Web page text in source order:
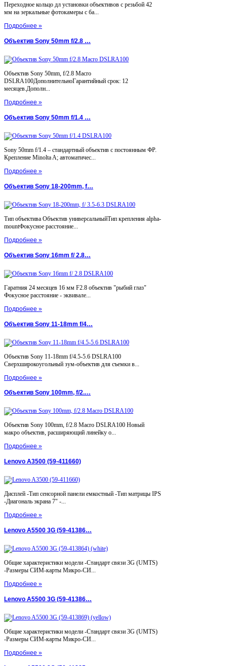
Переходное кольцо дл установки объективов с резьбой 42
мм на зеркальные фотокамеры с ба...
Подробнее »
Объектив Sony 50mm f/2.8 …
Объектив Sony 50mm, f/2.8 Macro
DSLRA100ДополнительноГарантийный срок: 12
месяцев.Дополн...
Подробнее »
Объектив Sony 50mm f/1.4 …
Sony 50mm f/1.4 – стандартный объектив с постоянным ФР.
Крепление Minolta A; автоматичес...
Подробнее »
Объектив Sony 18-200mm, f…
Тип объектива Объектив универсальныйТип крепления alpha-
mountФокусное расстояние...
Подробнее »
Объектив Sony 16mm f/ 2.8…
Гаратния 24 месяцев 16 мм F2.8 объектив "рыбий глаз"
Фокусное расстояние - эквивале...
Подробнее »
Объектив Sony 11-18mm f/4…
Объектив Sony 11-18mm f/4.5-5.6 DSLRA100
Сверхширокоугольный зум-объектив для съемки в...
Подробнее »
Объектив Sony 100mm, f/2.…
Объектив Sony 100mm, f/2.8 Macro DSLRA100 Новый
макро объектив, расширяющий линейку о...
Подробнее »
Lenovo A3500 (59-411660)
Дисплей -Тип сенсорной панели емкостный -Тип матрицы IPS
-Диагональ экрана 7" -...
Подробнее »
Lenovo A5500 3G (59-41386…
Общие характеристики модели -Стандарт связи 3G (UMTS)
-Размеры СИМ-карты Микро-СИ...
Подробнее »
Lenovo A5500 3G (59-41386…
Общие характеристики модели -Стандарт связи 3G (UMTS)
-Размеры СИМ-карты Микро-СИ...
Подробнее »